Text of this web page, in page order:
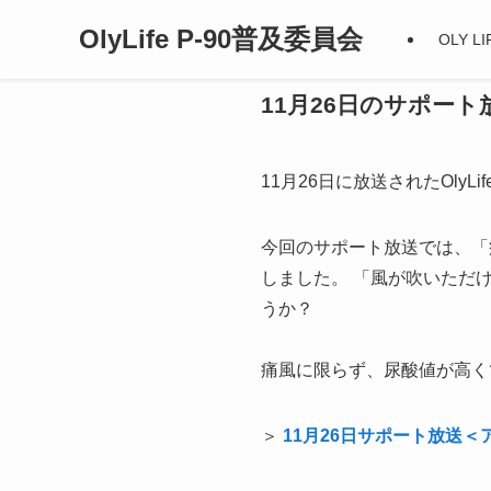
OlyLife P-90普及委員会 OLY
11月26日のサポート
11月26日に放送された
今回のサポート放送では、
しました。 「風が吹いただ
うか？
痛風に限らず、尿酸値が高
＞ 11月26日サポート放送＜